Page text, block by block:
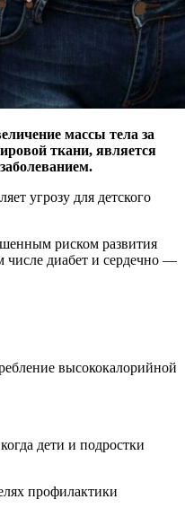
массы тела за
ткани, является
угрозу для детского
риском развития
числе диабет и сердечно —
высококалорийной
дети и подростки
профилактики